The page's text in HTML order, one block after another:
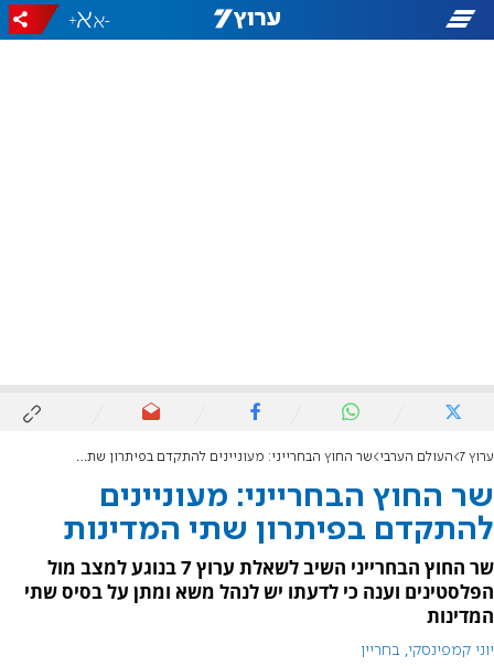
-
+
ערוץ 7 העולם הערבי שר החוץ הבחרייני: מעוניינים להתקדם בפיתרון שתי המדינות
שר החוץ הבחרייני: מעוניינים
להתקדם בפיתרון שתי המדינות
שר החוץ הבחרייני השיב לשאלת ערוץ 7 בנוגע למצב מול
הפלסטינים וענה כי לדעתו יש לנהל משא ומתן על בסיס שתי
המדינות
יוני קמפינסקי, בחריין